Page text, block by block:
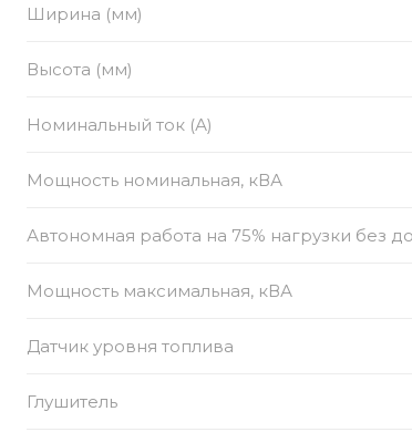
Ширина (мм)
Высота (мм)
Номинальный ток (А)
Мощность номинальная, кВА
Автономная работа на 75% нагрузки без
Мощность максимальная, кВА
Датчик уровня топлива
Глушитель